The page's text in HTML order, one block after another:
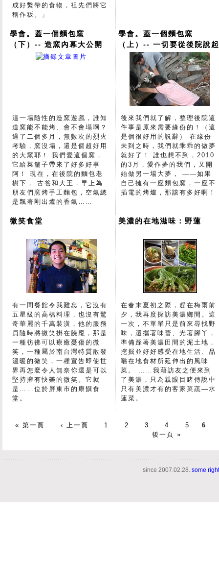
成好繫帶的食物，祖先們將它
稱作粄。」
學會。蓋一個麵包窯
（下）-- 造窯內幕大公開
這一場隨性的造窯遊戲，誰知
道窯能不能烤、會不會塌啊？
過了二個多月，無數次的烈火
考驗，窯沒塌，還是個超好用
的大窯耶！ 我們愛這個窯，
它給菜舖子帶來了好多好事
阿！ 現在，在後院的麵包老
樹下， 古爸和大王，早上為
朋友們窯烤手工麵包，空氣總
是飄著剛出爐的香氣……
學會。蓋一個麵包窯
（上）-- 一切要從後院說
後來我們就了解，整理後院這
件事是原來需要緣份的！（這
是個很好用的説辭） 在緣份
未到之時，我們就乖乖的做夢
就好了！ 誰也想不到，2010
的3月，愛作夢的我們，又開
始做另一場大夢， ——如果
自己擁有一座麵包窯，一座不
插電的烤爐，那該有多好啊！
微笑食堂
有一間餐館令我難忘，它沒有
五星級的高檔料理，也沒有驚
奇華麗的千萬裝潢，他的服務
員隨時將微笑掛在臉龐，那是
一種彷彿可以療癒憂傷的微
笑，一種屬於南台灣特質散發
溫暖的微笑，一種宣告即使世
界再怎麼令人無奈你還是可以
堅持擁有快樂的微笑。它就
是……位於屏東市的康饌食
堂。
美濃的在地滋味：野蓮
在春末夏初之際，趕在梅雨前
夕，我再度探訪美濃鄉間。這
一次，不單單只是前來尋找野
味，還攜著味蕾、光著腳丫，
準備踩著美濃田間的泥土地，
挖掘並好好感受在地生活、品
嚐在地食材所延伸出的風味
菜。 ……我藉訪友之便來到
了美濃，只為親眼目睹傳說中
只有美濃才有的客家菜蔬—水
蓮菜。
« 第一頁 ‹ 上一頁 1 2 3 4 5
6
後一頁 »
since 2007.02.28. some